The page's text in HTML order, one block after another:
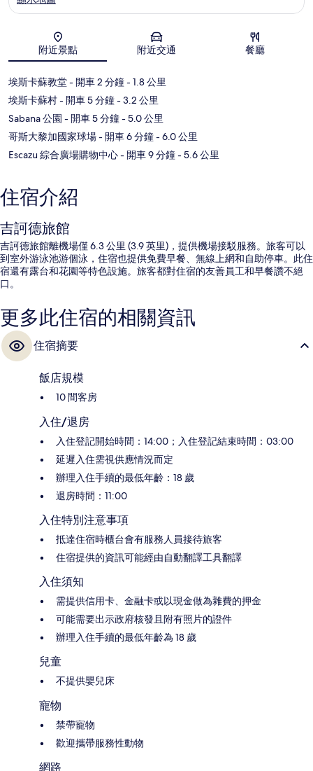
地圖
附近景點 附近交通 餐廳
埃斯卡蘇教堂- 開車 2 分鐘- 1.8 公里
埃斯卡蘇村- 開車 5 分鐘- 3.2 公里
Sabana 公園 - 開車 5 分鐘- 5.0 公里
哥斯大黎加國家球場- 開車 6 分鐘- 6.0 公里
Escazu 綜合廣場購物中心- 開車 9 分鐘- 5.6 公里
住宿介紹
吉訶德旅館
吉訶德旅館離機場僅 6.3 公里 (3.9 英里)，提供機場接駁服務。旅客可以
到室外游泳池游個泳，住宿也提供免費早餐、無線上網和自助停車。此住
宿還有露台和花園等特色設施。旅客都對住宿的友善員工和早餐讚不絕
口。
更多此住宿的相關資訊
住宿摘要
飯店規模
10 間客房
入住/退房
入住登記開始時間：14:00；入住登記結束時間：03:00
延遲入住需視供應情況而定
辦理入住手續的最低年齡：18 歲
退房時間：11:00
入住特別注意事項
抵達住宿時櫃台會有服務人員接待旅客
住宿提供的資訊可能經由自動翻譯工具翻譯
入住須知
需提供信用卡、金融卡或以現金做為雜費的押金
可能需要出示政府核發且附有照片的證件
辦理入住手續的最低年齡為 18 歲
兒童
不提供嬰兒床
寵物
禁帶寵物
歡迎攜帶服務性動物
網路